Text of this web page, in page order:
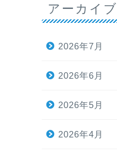
アーカイブ
2026年7月
2026年6月
2026年5月
2026年4月